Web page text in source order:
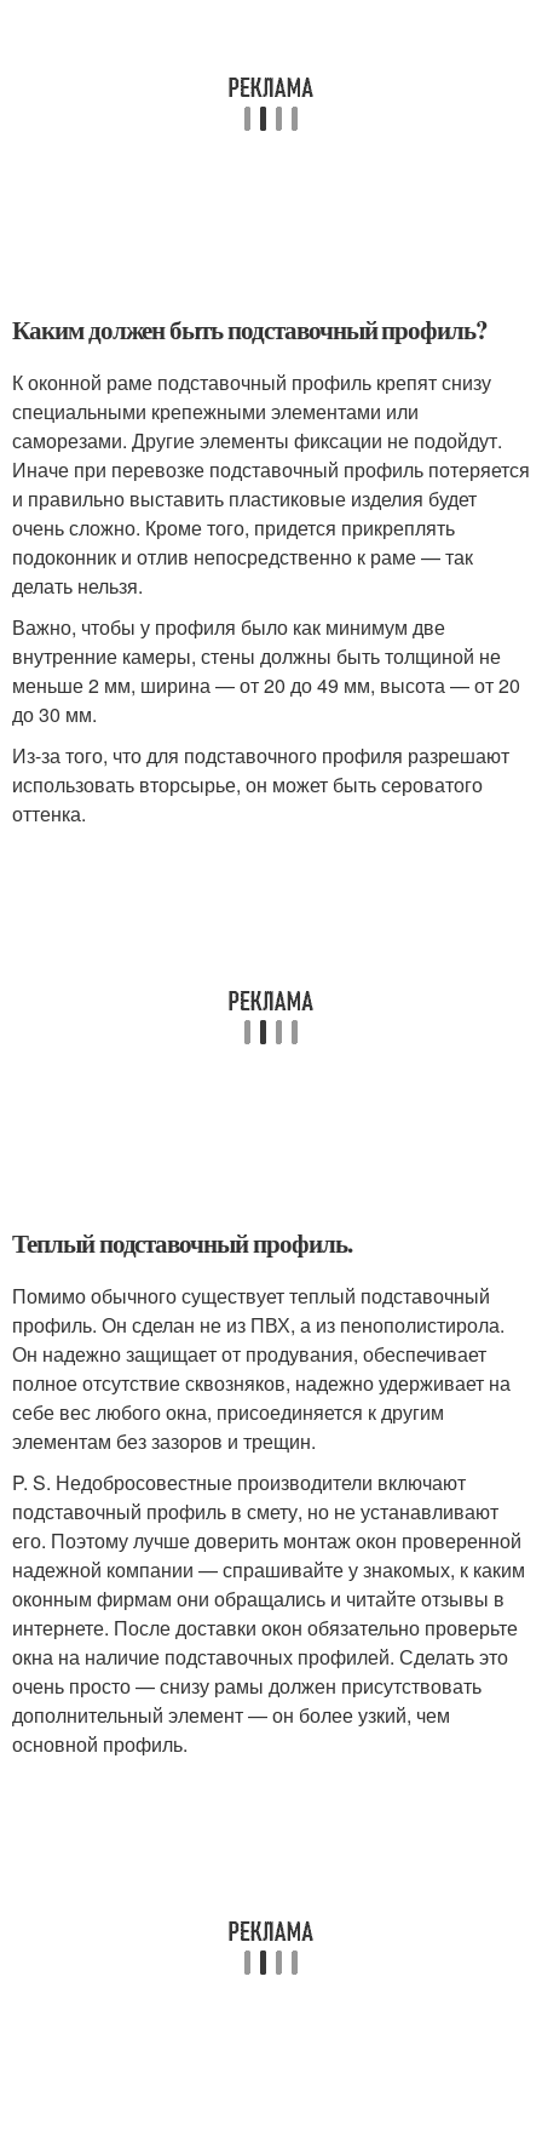
Каким должен быть подставочный профиль?
К оконной раме подставочный профиль крепят снизу
специальными крепежными элементами или
саморезами. Другие элементы фиксации не подойдут.
Иначе при перевозке подставочный профиль потеряется
и правильно выставить пластиковые изделия будет
очень сложно. Кроме того, придется прикреплять
подоконник и отлив непосредственно к раме — так
делать нельзя.
Важно, чтобы у профиля было как минимум две
внутренние камеры, стены должны быть толщиной не
меньше 2 мм, ширина — от 20 до 49 мм, высота — от 20
до 30 мм.
Из-за того, что для подставочного профиля разрешают
использовать вторсырье, он может быть сероватого
оттенка.
Теплый подставочный профиль.
Помимо обычного существует теплый подставочный
профиль. Он сделан не из ПВХ, а из пенополистирола.
Он надежно защищает от продувания, обеспечивает
полное отсутствие сквозняков, надежно удерживает на
себе вес любого окна, присоединяется к другим
элементам без зазоров и трещин.
P. S. Недобросовестные производители включают
подставочный профиль в смету, но не устанавливают
его. Поэтому лучше доверить монтаж окон проверенной
надежной компании — спрашивайте у знакомых, к каким
оконным фирмам они обращались и читайте отзывы в
интернете. После доставки окон обязательно проверьте
окна на наличие подставочных профилей. Сделать это
очень просто — снизу рамы должен присутствовать
дополнительный элемент — он более узкий, чем
основной профиль.